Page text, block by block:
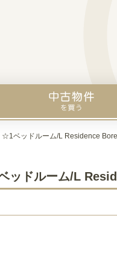
☆1ベッドルーム/L Residence
ッドルーム/L